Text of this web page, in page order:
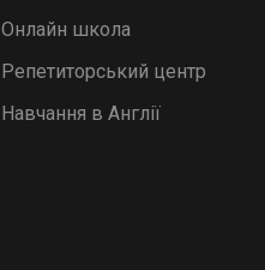
Онлайн школа
Репетиторський центр
Навчання в Англії